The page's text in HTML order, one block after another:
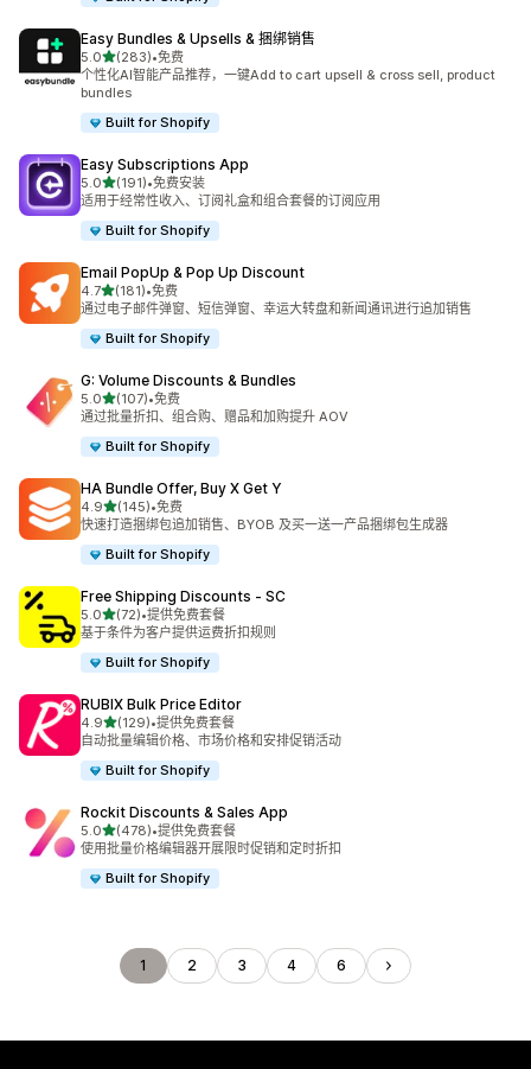
Easy Bundles & Upsells & 捆绑销售
5.0星（满分 5 星）
(283)
总共 283 条评论
•免费
个性化AI智能产品推荐，一键Add to cart upsell & cross sell, product
bundles
Built for Shopify
Easy Subscriptions App
5.0星（满分 5 星）
(191)
总共 191 条评论
•免费安装
适用于经常性收入、订阅礼盒和组合套餐的订阅应用
Built for Shopify
Email PopUp & Pop Up Discount
4.7星（满分 5 星）
(181)
总共 181 条评论
•免费
通过电子邮件弹窗、短信弹窗、幸运大转盘和新闻通讯进行追加销售
Built for Shopify
G: Volume Discounts & Bundles
5.0星（满分 5 星）
(107)
总共 107 条评论
•免费
通过批量折扣、组合购、赠品和加购提升 AOV
Built for Shopify
HA Bundle Offer, Buy X Get Y
4.9星（满分 5 星）
(145)
总共 145 条评论
•免费
快速打造捆绑包追加销售、BYOB 及买一送一产品捆绑包生成器
Built for Shopify
Free Shipping Discounts ‑ SC
5.0星（满分 5 星）
(72)
总共 72 条评论
•提供免费套餐
基于条件为客户提供运费折扣规则
Built for Shopify
RUBIX Bulk Price Editor
4.9星（满分 5 星）
(129)
总共 129 条评论
•提供免费套餐
自动批量编辑价格、市场价格和安排促销活动
Built for Shopify
Rockit Discounts & Sales App
5.0星（满分 5 星）
(478)
总共 478 条评论
•提供免费套餐
使用批量价格编辑器开展限时促销和定时折扣
Built for Shopify
1 2 3 4 6